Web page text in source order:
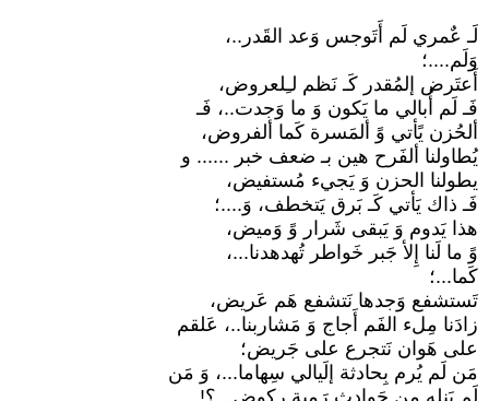
لَـ عٌمري لَم أَتَوجس وَعد القَدر..،
وَلَم....؛
أَعتَرض إلمُقدر كَـ نَظم لـِلعروض،
فَـ لَم أُبالي ما يَكون وَ ما وَجدت..، فَـ
ألحُزن يًأتي وً ألمَسرة كَما ألفروض،
يُطاولنا ألفَرح هين بـ ضعف خبر ...... و
يطولنا الحزن وَ يَجيء مُستفيض،
فَـ ذاك يَأتي كَـ بَرق يَتخطف، وَ....؛
هذا يَدوم وَ يَبقى شَرار وً وَميض،
وً ما لَنا إِلأ جَبر خَواطر تُهدهدنا...،
كَما...؛
تَستشفع وَجدها نَتشفع هَم عَريض،
زادَنا مِلء الفَم أَجاج وَ مَشاربنا..، عَلقم
على هَوان نَتجرع على جَريض؛
مَن لَم يُرم بِحادثة إلَيالي سِهاما...، وَ مَن